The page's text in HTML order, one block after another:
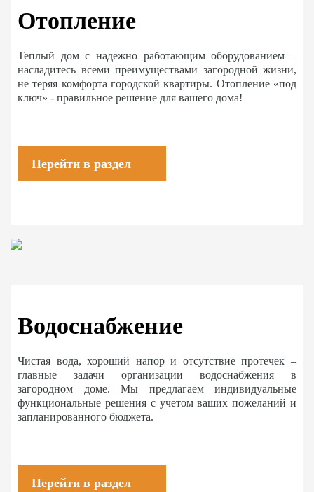
Отопление
Теплый дом с надежно работающим оборудованием –
насладитесь всеми преимуществами загородной жизни,
не теряя комфорта городской квартиры. Отопление «под
ключ» - правильное решение для вашего дома!
Перейти в раздел
Водоснабжение
Чистая вода, хороший напор и отсутствие протечек –
главные задачи организации водоснабжения в
загородном доме. Мы предлагаем индивидуальные
функциональные решения с учетом ваших пожеланий и
запланированного бюджета.
Перейти в раздел